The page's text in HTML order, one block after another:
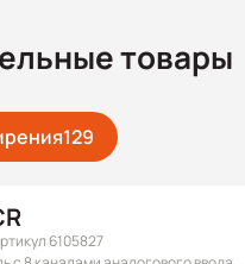
товары
129
6105827